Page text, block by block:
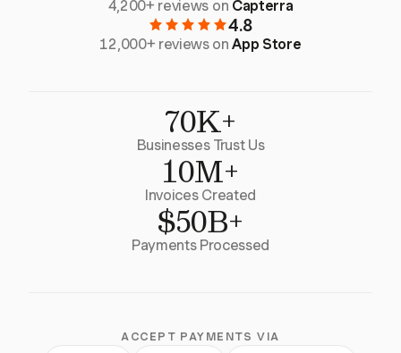
4,200+ reviews on Capterra
4.8
12,000+ reviews onApp Store
70K+
Businesses Trust Us
10M+
Invoices Created
$50B+
Payments Processed
ACCEPT PAYMENTS VIA